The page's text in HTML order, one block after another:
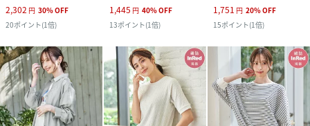
2,302 円 30%OFF
20ポイント(1倍)
1,445 円 40%OFF
13ポイント(1倍)
1,751 円 20%OFF
15ポイント(1倍)